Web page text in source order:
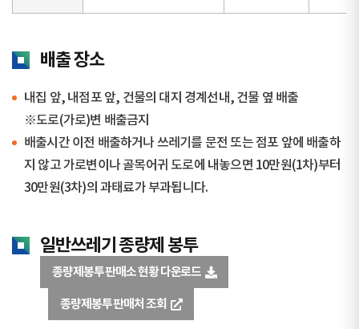
배출 장소
내집 앞, 내점포 앞, 건물의 대지 경계선내, 건물 옆 배출
※도로(가로)변 배출금지
배출시간 이전 배출하거나 쓰레기를 문전 또는 점포 앞에 배출하
지 않고 가로변이나 골목어귀 도로에 내놓으면 10만원(1차)부터
30만원(3차)의 과태료가 부과됩니다.
일반쓰레기 종량제 봉투
종량제봉투 판매소 현황 다운로드
종량제봉투 판매처 조회